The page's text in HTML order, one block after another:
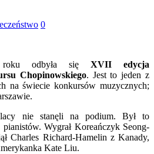
0
roku odbyła się XVII edycja
Chopinowskiego. Jest to jeden z
na świecie konkursów muzycznych;
nie stanęli na podium. Był to
Wygrał Koreańczyk Seong-
Charles Richard-Hamelin z Kanady,
Kate Liu.